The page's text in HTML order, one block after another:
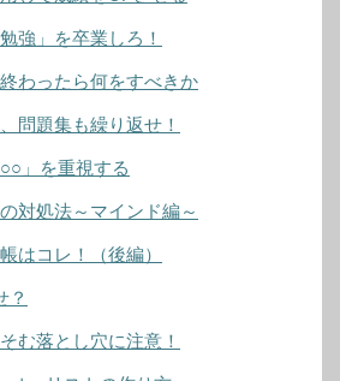
強」を卒業しろ！
わったら何をすべきか
問題集も繰り返せ！
」を重視する
対処法～マインド編～
はコレ！（後編）
？
む落とし穴に注意！